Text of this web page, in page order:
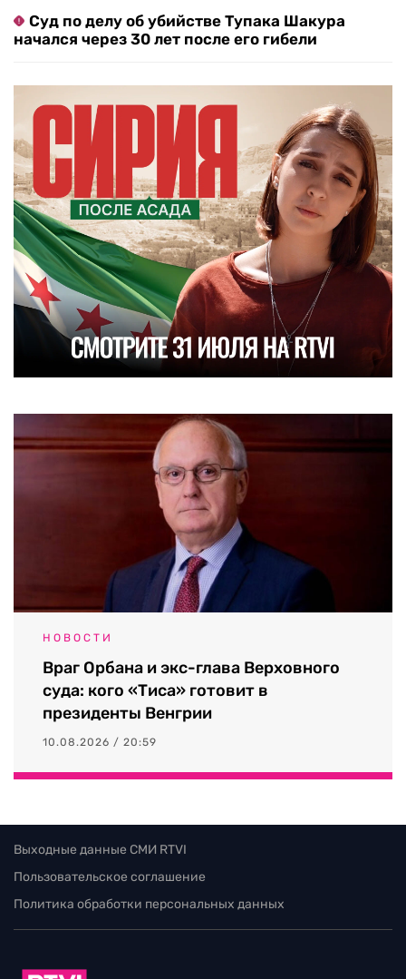
Суд по делу об убийстве Тупака Шакура
начался через 30 лет после его гибели
НОВОСТИ
Враг Орбана и экс-глава Верховного
суда: кого «Тиса» готовит в
президенты Венгрии
10.08.2026 / 20:59
Выходные данные СМИ RTVI
Пользовательское соглашение
Политика обработки персональных данных